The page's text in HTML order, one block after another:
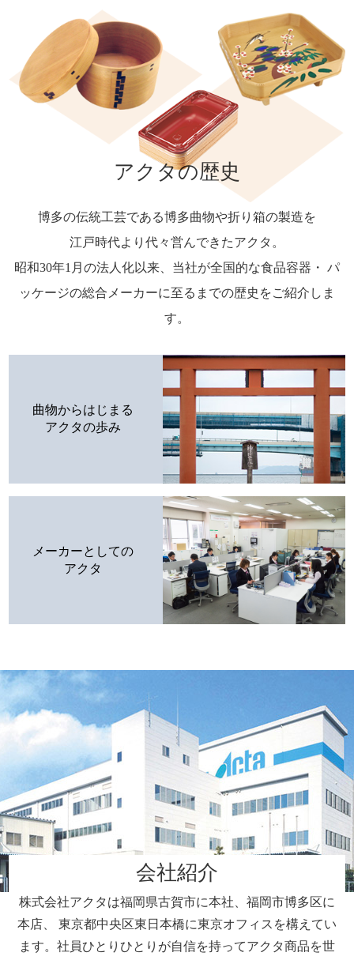
アクタの歴史
博多の伝統工芸である博多曲物や折り箱の製造を
江戸時代より代々営んできたアクタ。
昭和30年1月の法人化以来、当社が全国的な食品容器・ パ
ッケージの総合メーカーに至るまでの歴史をご紹介しま
す。
曲物からはじまる
アクタの歩み
メーカーとしての
アクタ
会社紹介
株式会社アクタは福岡県古賀市に本社、福岡市博多区に
本店、
東京都中央区東日本橋に東京オフィスを構えてい
ます。 社員ひとりひとりが自信を持ってアクタ商品を世